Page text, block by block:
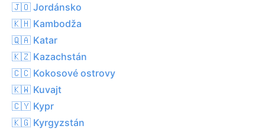
🇯🇴 Jordánsko
🇰🇭 Kambodža
🇶🇦 Katar
🇰🇿 Kazachstán
🇨🇨 Kokosové ostrovy
🇰🇼 Kuvajt
🇨🇾 Kypr
🇰🇬 Kyrgyzstán